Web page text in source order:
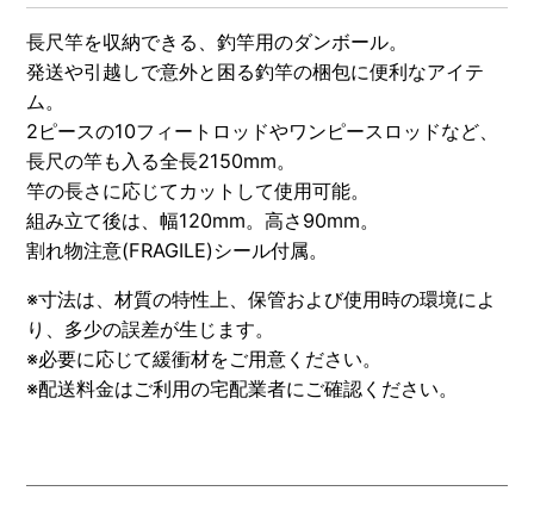
長尺竿を収納できる、釣竿用のダンボール。
発送や引越しで意外と困る釣竿の梱包に便利なアイテ
ム。
2ピースの10フィートロッドやワンピースロッドなど、
長尺の竿も入る全長2150mm。
竿の長さに応じてカットして使用可能。
組み立て後は、幅120mm。高さ90mm。
割れ物注意(FRAGILE)シール付属。
※寸法は、材質の特性上、保管および使用時の環境によ
り、多少の誤差が生じます。
※必要に応じて緩衝材をご用意ください。
※配送料金はご利用の宅配業者にご確認ください。